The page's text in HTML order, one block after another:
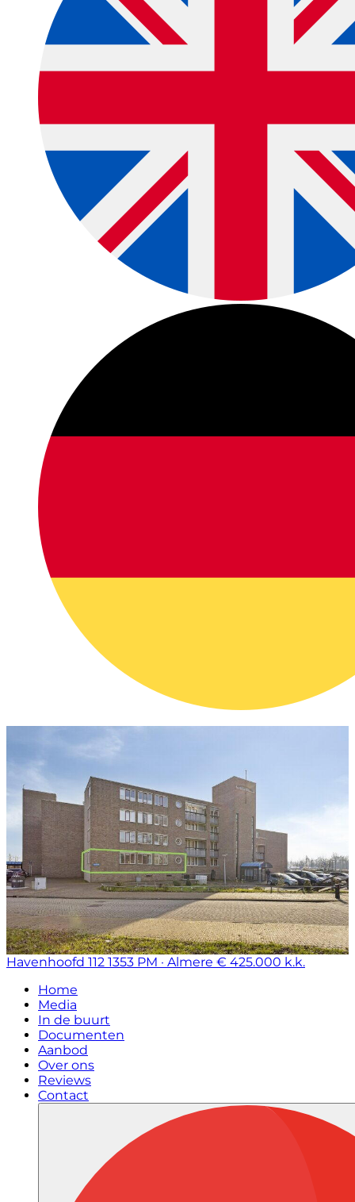
Havenhoofd 112 1353 PM · Almere € 425.000 k.k.
Home
Media
In de buurt
Documenten
Aanbod
Over ons
Reviews
Contact